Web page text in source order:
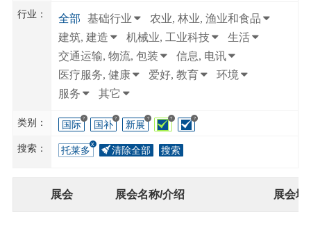
行业： 全部 基础行业
农业, 林业, 渔业和食品
建筑, 建造
机械业, 工业科技
生活
交通运输, 物流, 包装
信息, 电讯
医疗服务, 健康
爱好, 教育
环境
服务
其它
类别： 国际
?
国补
?
新展
? ? ?
搜索： 托莱多 清除全部 搜索
展会 展会名称/介绍 展会地